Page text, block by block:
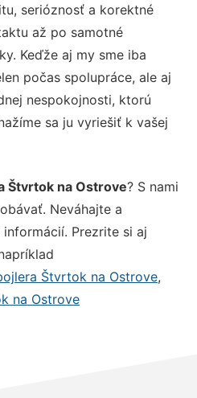
serióznosť a korektné
až po samotné
Keďže aj my sme iba
počas spolupráce, ale aj
nespokojnosti, ktorú
sa ju vyriešiť k vašej
Štvrtok na Ostrove? S nami
Neváhajte a
Prezrite si aj
Štvrtok na Ostrove,
na Ostrove